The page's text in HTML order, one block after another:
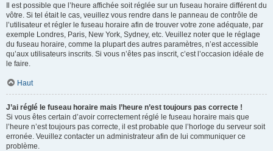
Il est possible que l’heure affichée soit réglée sur un fuseau horaire différent du
vôtre. Si tel était le cas, veuillez vous rendre dans le panneau de contrôle de
l’utilisateur et régler le fuseau horaire afin de trouver votre zone adéquate, par
exemple Londres, Paris, New York, Sydney, etc. Veuillez noter que le réglage
du fuseau horaire, comme la plupart des autres paramètres, n’est accessible
qu’aux utilisateurs inscrits. Si vous n’êtes pas inscrit, c’est l’occasion idéale de
le faire.
Haut
J’ai réglé le fuseau horaire mais l’heure n’est toujours pas correcte !
Si vous êtes certain d’avoir correctement réglé le fuseau horaire mais que
l’heure n’est toujours pas correcte, il est probable que l’horloge du serveur soit
erronée. Veuillez contacter un administrateur afin de lui communiquer ce
problème.